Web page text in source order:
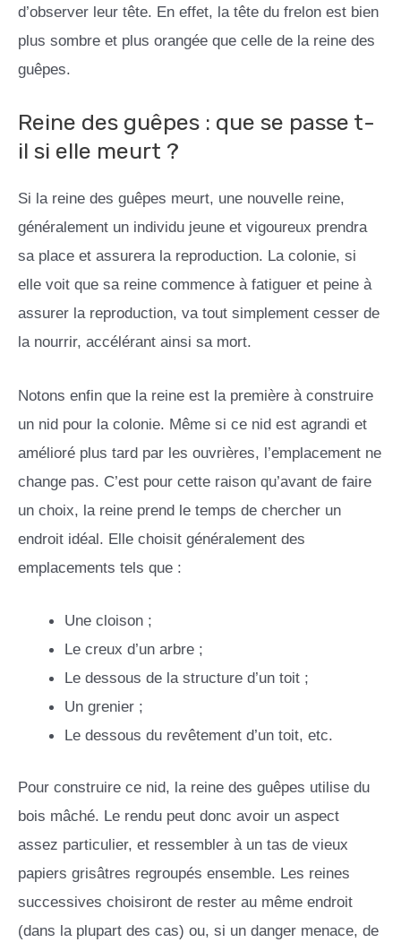
d’observer leur tête. En effet, la tête du frelon est bien
plus sombre et plus orangée que celle de la reine des
guêpes.
Reine des guêpes : que se passe t-
il si elle meurt ?
Si la reine des guêpes meurt, une nouvelle reine,
généralement un individu jeune et vigoureux prendra
sa place et assurera la reproduction. La colonie, si
elle voit que sa reine commence à fatiguer et peine à
assurer la reproduction, va tout simplement cesser de
la nourrir, accélérant ainsi sa mort.
Notons enfin que la reine est la première à construire
un nid pour la colonie. Même si ce nid est agrandi et
amélioré plus tard par les ouvrières, l’emplacement ne
change pas. C’est pour cette raison qu’avant de faire
un choix, la reine prend le temps de chercher un
endroit idéal. Elle choisit généralement des
emplacements tels que :
Une cloison ;
Le creux d’un arbre ;
Le dessous de la structure d’un toit ;
Un grenier ;
Le dessous du revêtement d’un toit, etc.
Pour construire ce nid, la reine des guêpes utilise du
bois mâché. Le rendu peut donc avoir un aspect
assez particulier, et ressembler à un tas de vieux
papiers grisâtres regroupés ensemble. Les reines
successives choisiront de rester au même endroit
(dans la plupart des cas) ou, si un danger menace, de